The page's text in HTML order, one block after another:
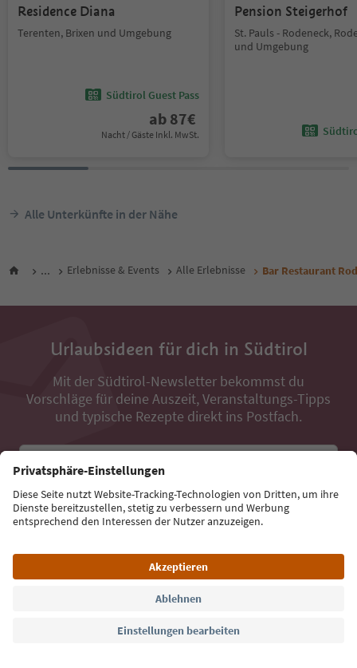
Residence Diana
Terenten, Brixen und Umgebung
Südtirol Guest Pass
ab 87€
Nacht / Gäste Inkl. MwSt.
Pension Steigerhof
St. Pauls - Rodeneck,
und Umgebung
Alle Unterkünfte in der Nähe
... Erlebnisse & Events Alle Erlebnisse Bar Restaurant
Urlaubsideen für dich in Südtirol
Mit der Südtirol-Newsletter bekommst du
Vorschläge für deine Auszeit, Veranstaltungs-Tipps
und typische Rezepte direkt ins Postfach.
E-Mail Adresse
Jetzt anmelden